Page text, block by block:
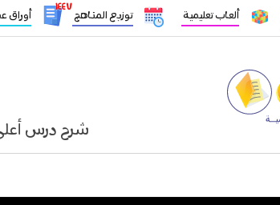
ألعاب تعليمية توزيع المناهج
١٤٤٧
أوراق
شرح درس